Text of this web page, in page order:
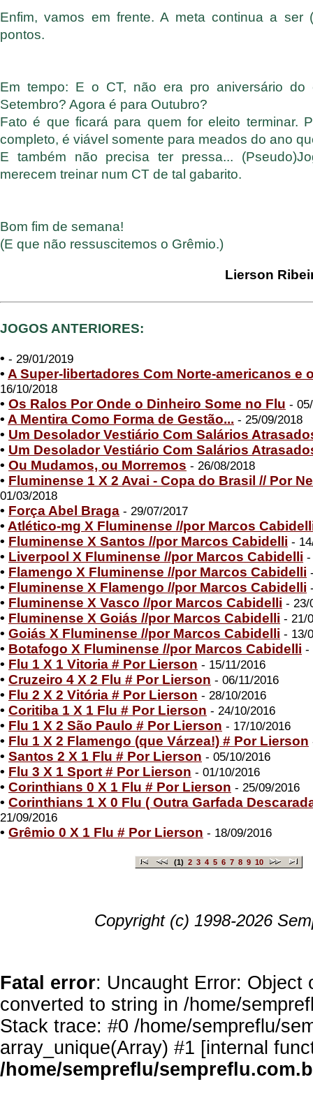
Enfim, vamos em frente. A meta continua a ser
pontos.
Em tempo: E o CT, não era pro aniversário do
Setembro? Agora é para Outubro?
Fato é que ficará para quem for eleito terminar.
completo, é viável somente para meados do ano
E também não precisa ter pressa...
merecem treinar num CT de tal gabarito.
Bom fim de semana!
(E que não ressuscitemos o Grêmio.)
Lierson
JOGOS ANTERIORES:
• - 29/01/2019
• A Super-libertadores Com Norte-americanos e
16/10/2018
• Os Ralos Por Onde o Dinheiro Some no Flu -
• A Mentira Como Forma de Gestão... - 25/09/2018
• Um Desolador Vestiário Com Salários
• Um Desolador Vestiário Com Salários
• Ou Mudamos, ou Morremos - 26/08/2018
• Fluminense 1 X 2 Avai - Copa do Brasil // Por
01/03/2018
• Força Abel Braga - 29/07/2017
• Atlético-mg X Fluminense //por Marcos
• Fluminense X Santos //por Marcos Cabidelli -
• Liverpool X Fluminense //por Marcos Cabidelli -
• Flamengo X Fluminense //por Marcos Cabidelli
• Fluminense X Flamengo //por Marcos Cabidelli
• Fluminense X Vasco //por Marcos Cabidelli - 23/
• Fluminense X Goiás //por Marcos Cabidelli - 21/
• Goiás X Fluminense //por Marcos Cabidelli - 13/
• Botafogo X Fluminense //por Marcos Cabidelli -
• Flu 1 X 1 Vitoria # Por Lierson - 15/11/2016
• Cruzeiro 4 X 2 Flu # Por Lierson - 06/11/2016
• Flu 2 X 2 Vitória # Por Lierson - 28/10/2016
• Coritiba 1 X 1 Flu # Por Lierson - 24/10/2016
• Flu 1 X 2 São Paulo # Por Lierson - 17/10/2016
• Flu 1 X 2 Flamengo (que Várzea!) # Por Lierson
• Santos 2 X 1 Flu # Por Lierson - 05/10/2016
• Flu 3 X 1 Sport # Por Lierson - 01/10/2016
• Corinthians 0 X 1 Flu # Por Lierson - 25/09/2016
• Corinthians 1 X 0 Flu ( Outra Garfada
21/09/2016
• Grêmio 0 X 1 Flu # Por Lierson - 18/09/2016
(1) 2 3 4 5 6 7 8 9 10
Copyright (c) 1998-2026
Fatal error: Uncaught Error: Object
converted to string in /home/
Stack trace: #0 /home/sempreflu/
array_unique(Array) #1 [internal
/home/sempreflu/